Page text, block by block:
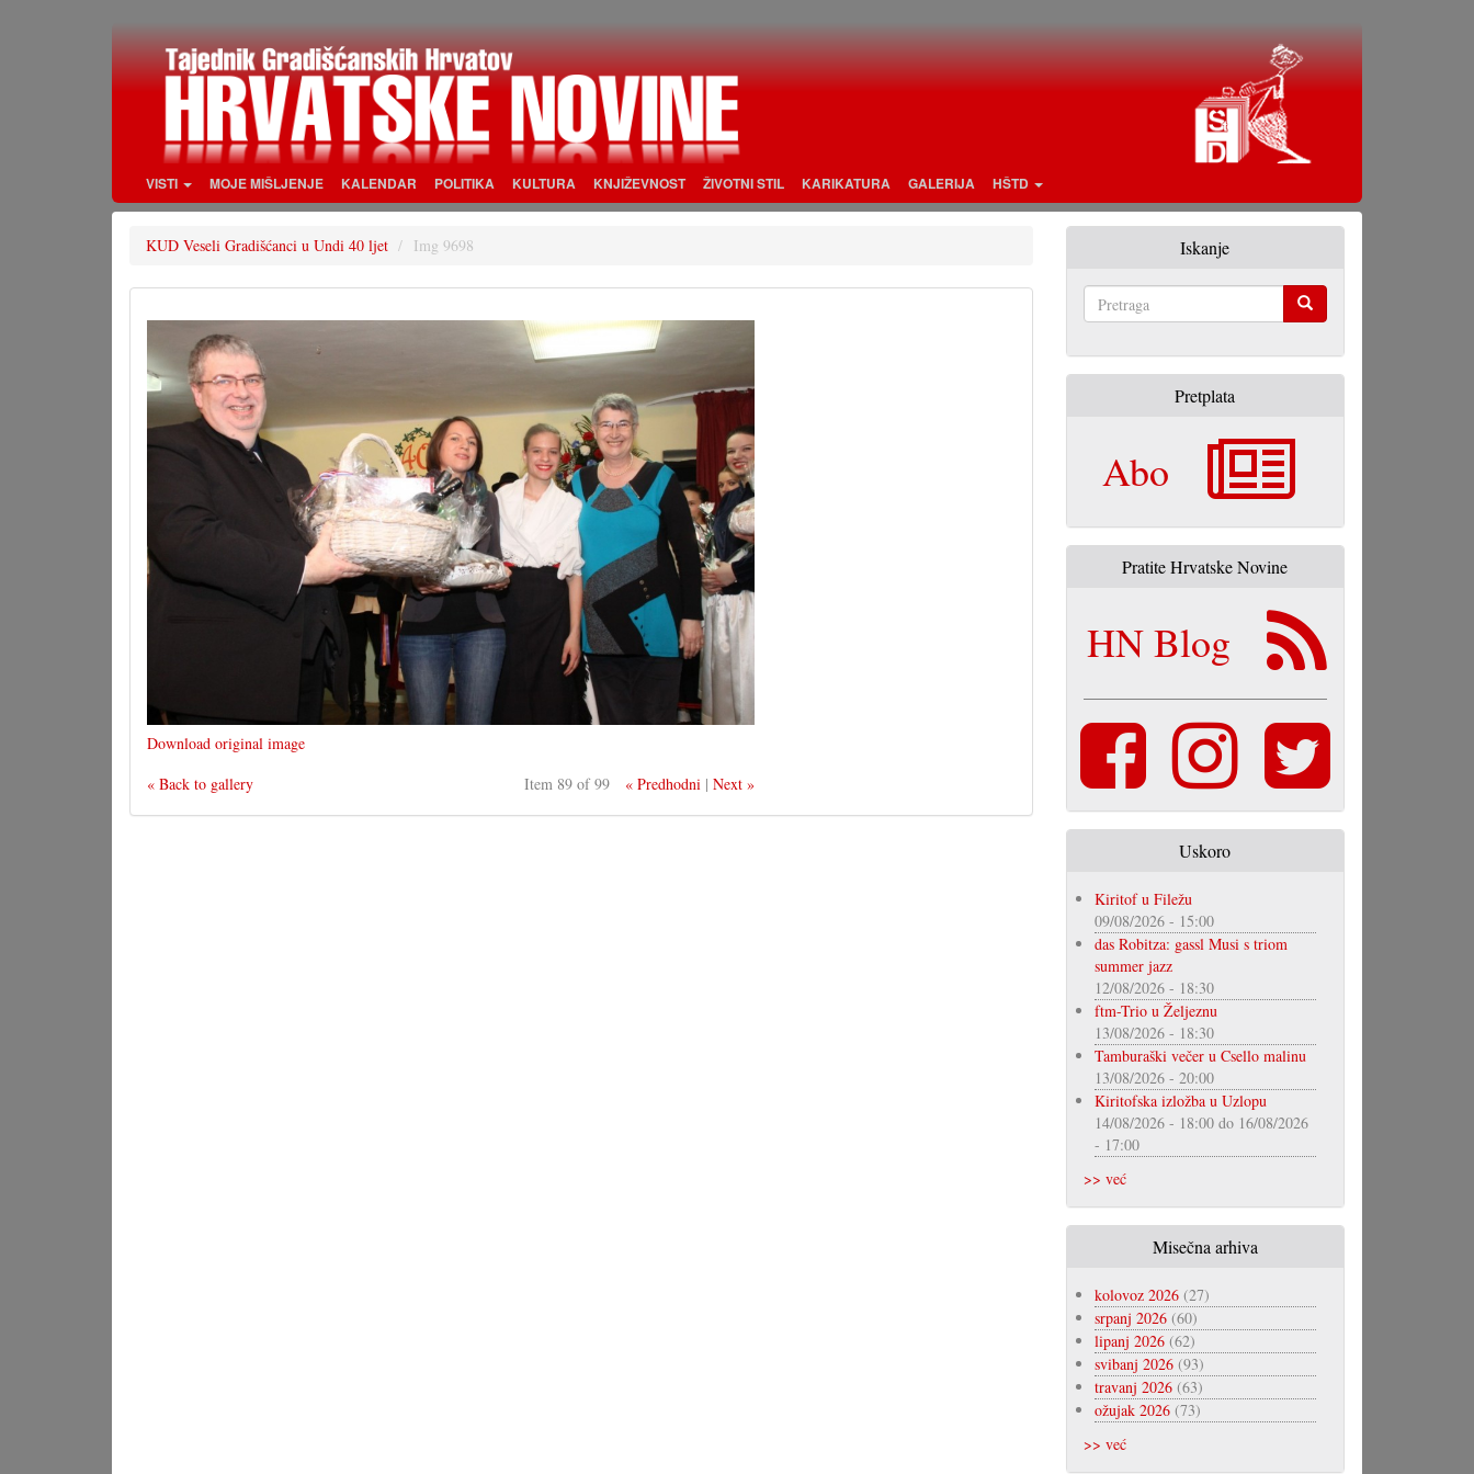
VISTI MOJE MIŠLJENJE KALENDAR POLITIKA KULTURA KNJIŽEVNOST ŽIVOTNI STIL KARIKATURA GALERIJA HŠTD
KUD Veseli Gradišćanci u Undi 40 ljet Img 9698
Download original image
« Back to gallery
Item 89 of 99 « Predhodni |Next »
Iskanje
Pretplata
Abo
Pratite Hrvatske Novine
HN Blog
Uskoro
Kiritof u Filežu
09/08/2026 - 15:00
das Robitza: gassl Musi s triom
summer jazz
12/08/2026 - 18:30
ftm-Trio u Željeznu
13/08/2026 - 18:30
Tamburaški večer u Csello malinu
13/08/2026 - 20:00
Kiritofska izložba u Uzlopu
14/08/2026 - 18:00do 16/08/2026
- 17:00
>> već
Misečna arhiva
kolovoz 2026(27)
srpanj 2026(60)
lipanj 2026(62)
svibanj 2026(93)
travanj 2026(63)
ožujak 2026(73)
>> već